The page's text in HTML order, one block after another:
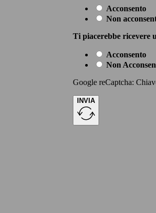
Acconsento
Non
Ti piacerebbe ricevere
Acconsento
Non
Google reCaptcha:
INVIA